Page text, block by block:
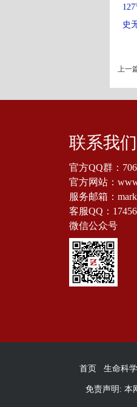
史
上一
联系我们
官方QQ群：
官方网站：
服务邮箱：
客服QQ：
微信公众号
首页 生命科
免责声明: 本